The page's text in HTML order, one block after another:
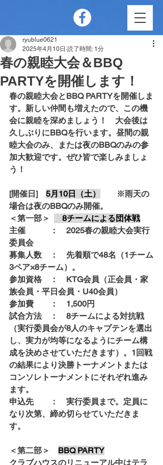
春の親睦大会＆BBQ
PARTYを開催します！
ryublue0621
2025年4月10日 読了時間: 1分
春の親睦大会とBBQ PARTYを開催しま
す。新しい仲間も増えたので、この機
会に親睦を深めましょう！　大会後は
久しぶりにBBQを行います。昼間の親
睦大会のみ、または夜のBBQのみの参
加大歓迎です。ぜひ皆で楽しみましょ
う！
[開催日] 5月10日（土）
※雨天の
場合は夜のBBQのみ開催。
＜第一部＞
8チームによる団体戦
主催　　　：　2025春の親睦大会実行
委員会
募集人数　：　先着順で48名（1チーム
3ペア×8チーム）。
参加資格　：　KTG会員（正会員・家
族会員・平日会員・U40会員）
参加費　　：　1,500円
試合方法　：　8チームによる対抗戦
（実行委員会が8人のキャプテンを選出
し、実力が均等になるようにチーム構
成を決めさせていただきます）。1回戦
の結果により決勝トーナメントまたは
コンソレトーナメントにそれぞれ進み
ます。
申込先　　：　実行委員まで。定員に
なり次第、締め切らせていただきま
す。
＜第二部＞ BBQ PARTY
クラブハウスのリニューアル中はテラ